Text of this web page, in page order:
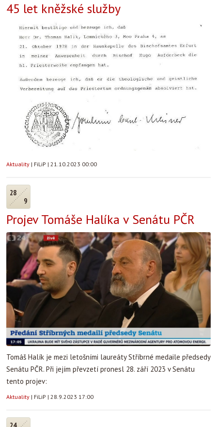
45 let kněžské služby
Aktuality | FiLiP | 21.10.2023 00:00
28
9
Projev Tomáše Halíka v Senátu PČR
Tomáš Halík je mezi letošními laureáty Stříbrné medaile předsedy
Senátu PČR. Při jejím převzetí pronesl 28. září 2023 v Senátu
tento projev:
Aktuality | FiLiP | 28.9.2023 17:00